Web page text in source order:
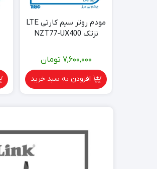
جدید
مودم روتر سیم کارتی LTE
نزتک NZT77-UX400
7,600,000 تومان
افزودن به سبد خرید